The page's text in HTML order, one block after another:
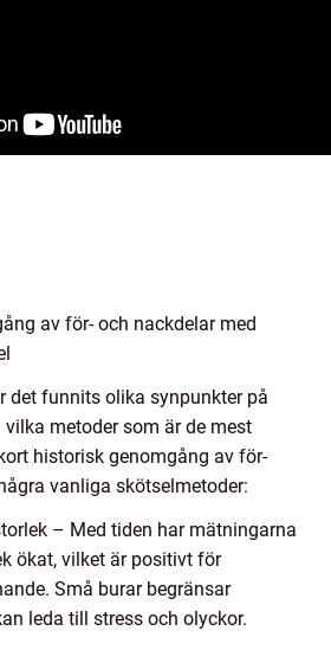
av för- och nackdelar med
det funnits olika synpunkter på
metoder som är de mest
historisk genomgång av för-
vanliga skötselmetoder:
– Med tiden har mätningarna
ökat, vilket är positivt för
Små burar begränsar
leda till stress och olyckor.